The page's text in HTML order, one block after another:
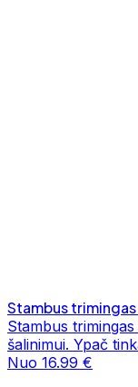
Stambus
Stambus
šalinimui. Ypač
Nuo 16.99 €